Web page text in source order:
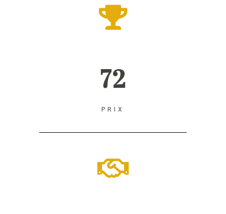
72
PRIX